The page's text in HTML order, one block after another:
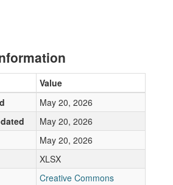
Value
May 20, 2026
May 20, 2026
May 20, 2026
XLSX
Creative Commons